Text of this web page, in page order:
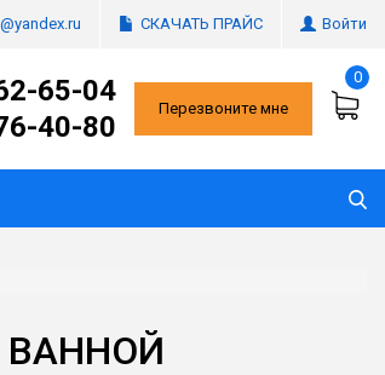
СКАЧАТЬ ПРАЙС Войти
65-04
40-80
Перезвоните мне
0
ВАННОЙ